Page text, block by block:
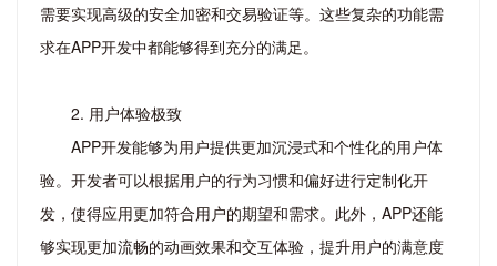
需要实现高级的安全加密和交易验证等。这些复杂的功能需
求在APP开发中都能够得到充分的满足。
2. 用户体验极致
APP开发能够为用户提供更加沉浸式和个性化的用户体
验。开发者可以根据用户的行为习惯和偏好进行定制化开
发，使得应用更加符合用户的期望和需求。此外，APP还能
够实现更加流畅的动画效果和交互体验，提升用户的满意度